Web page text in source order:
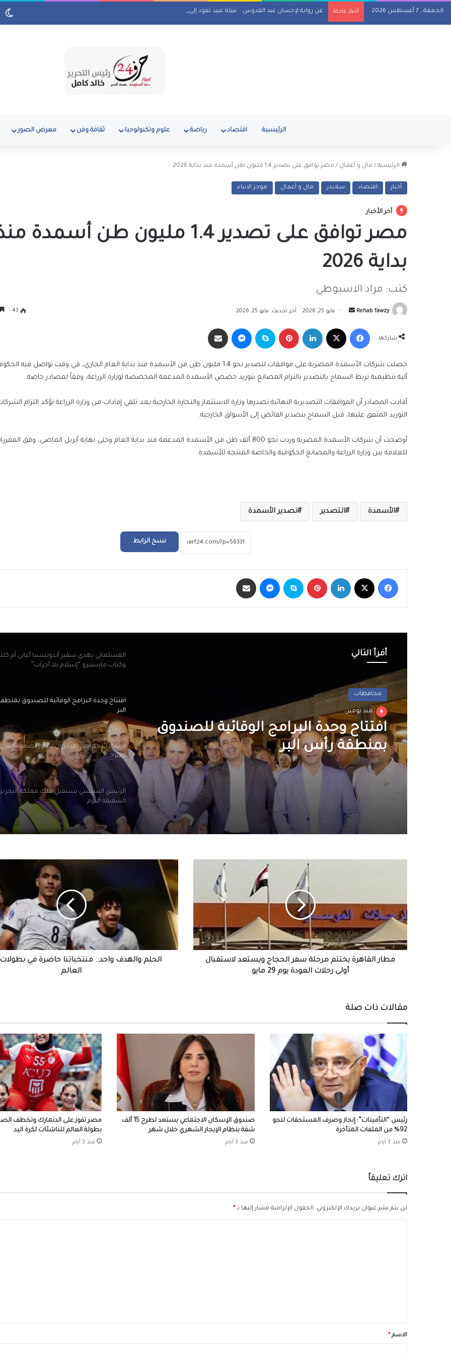
الجمعة , 7 أغسطس 2026 أخبار عاجلة عن رواية لإحسان عبد القدوس .. نبيلة عبيد تعود إلى ماسبيرو بمسلسل إذاعي
الرئيسية اقتصاد رياضة علوم وتكنولوجيا ثقافة وفن معرض الصور
الرئيسية / مال و أعمال / مصر توافق على تصدير 1.4 مليون طن أسمدة منذ بداية 2026
أخبار اقتصاد سلايدر مال و أعمال موجز الانباء
أخر الأخبار
مصر توافق على تصدير 1.4 مليون طن أسمدة
بداية 2026
كتب: مراد الاسيوطي
Rehab fawzy
أرسل
إلكترونيا
مايو 25, 2026 آخر تحديث: مايو 25, 2026 43
شاركها
فيسبوك لينكدإن بينتيريست سكايب ماسنجر
حصلت شركات الأسمدة المصرية على موافقات لتصدير نحو 1.4 مليون طن من الأسمدة منذ بداية العام الجاري، في وقت تواصل فيه
آلية تنظيمية تربط السماح بالتصدير بالتزام المصانع بتوريد حصص الأسمدة المدعمة المخصصة لوزارة الزراعة، وفقاً لمصادر خاصة.
أفادت المصادر أن الموافقات التصديرية النهائية تصدرها وزارة الاستثمار والتجارة الخارجية بعد تلقي إفادات من وزارة الزراعة تؤكد التزام
التوريد المتفق عليها، قبل السماح بتصدير الفائض إلى الأسواق الخارجية.
أوضحت أن شركات الأسمدة المصرية وردت نحو 800 ألف طن من الأسمدة المدعمة منذ بداية العام وحتى نهاية أبريل الماضي، وفق
للعلاقة بين وزارة الزراعة والمصانع الحكومية والخاصة المنتجة للأسمدة.
الأسمدة التصدير تصدير الأسمدة
نسخ الرابط
فيسبوك لينكدإن بينتيريست سكايب ماسنجر
أقرأ التالي
محافظات
منذ يومين
افتتاح وحدة البرامج الوقائية للصندوق
بمنطقة رأس البر
جمهورية اليونان
المسلماني يهدي سفير أندونيسيا أغاني أم
وكتاب ماسبيرو “إسلام بلا أحزاب”
افتتاح وحدة البرامج الوقائية للصندوق
البر
احتفالات جماهير طرابزون سبور بصفقة
صلاح
الرئيس السيسي يستقبل ملك مملكة
الشقيقة اليوم
الرئيس السيسي يجري اتصالاً هاتفياً مع رئيس
جمهورية اليونان
الملايين في استقبال صلاح في المطار عقب
تركيا للانضمام لنادي طرابزون
التعليم العالي: انطلاق أعمال المرحلة الأولى
بيزيرا يخبر الزمالك برغبته في الانتقال إلى
أهلي دبي الإماراتي
المسلماني يهدي سفير أندونيسيا أغاني أم
وكتاب ماسبيرو “إسلام بلا أحزاب”
سفر
الحجاج
لاستقبال
أولى
رحلاتمطار القاهرة يختتم مرحلة سفر الحجاج ويستعد لاستقبال
أولى رحلات العودة يوم 29 مايو
والهدف
واحد..
منتخباتنا
حاضرة
في
بطولات
كأس
العالم
الحلم والهدف واحد.. منتخباتنا حاضرة في
العالم
مقالات ذات صلة
رئيس “التأمينات”: إنجاز وصرف المستحقات لنحو
92% من الملفات المتأخرة
منذ 3 أيام
صندوق الإسكان الاجتماعي يستعد لطرح 15 ألف
شقة بنظام الإيجار الشهري خلال شهر
منذ 3 أيام
مصر تفوز على الدنمارك وتخطف
بطولة العالم للناشئات لكرة اليد
منذ 3 أيام
اترك تعليقاً
لن يتم نشر عنوان بريدك الإلكتروني. الحقول الإلزامية مشار إليها بـ *
*الاسم *